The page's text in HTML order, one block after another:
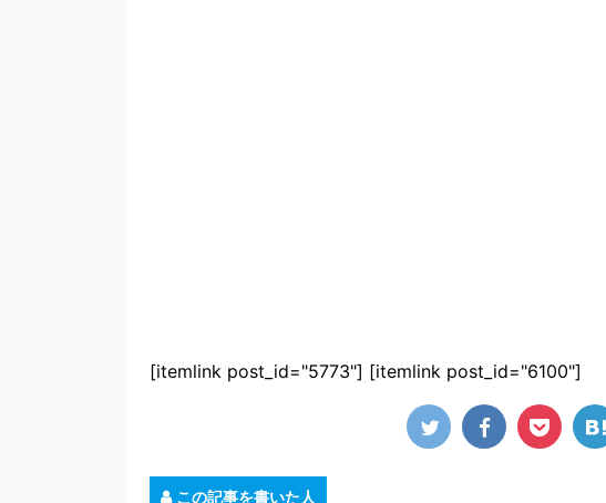
[itemlink post_id="5773"] [itemlink post_id="6100"]
この記事を書いた人